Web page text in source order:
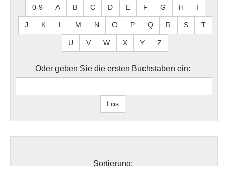
0-9 A B C D E F G H I
J K L M N O P Q R S T
U V W X Y Z
Oder geben Sie die ersten Buchstaben ein:
Sortierung: